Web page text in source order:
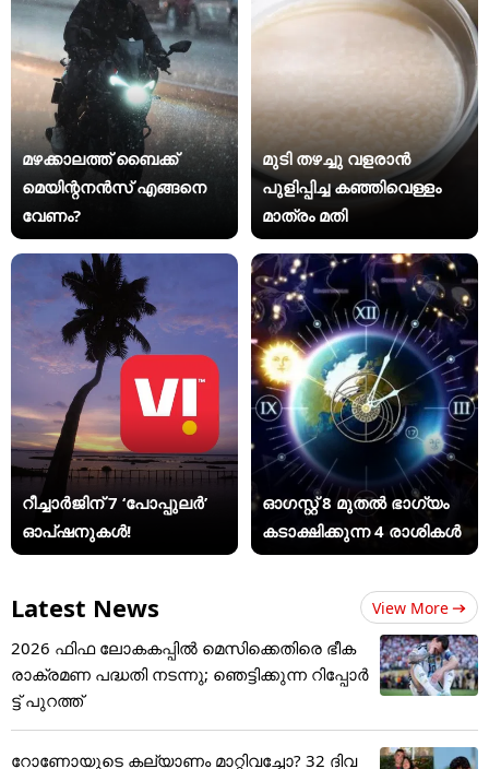
മഴക്കാലത്ത് ബൈക്ക്
മെയിന്റനൻസ് എങ്ങനെ
വേണം?
മുടി തഴച്ചു വളരാൻ
പുളിപ്പിച്ച കഞ്ഞിവെള്ളം
മാത്രം മതി
റീച്ചാർജിന് 7 ‘പോപ്പുലർ’
ഓപ്ഷനുകൾ!
ഓഗസ്റ്റ് 8 മുതൽ ഭാഗ്യം
കടാക്ഷിക്കുന്ന 4 രാശികൾ
Latest News View More
2026 ഫിഫ ലോകകപ്പിൽ മെസിക്കെതിരെ ഭീക
രാക്രമണ പദ്ധതി നടന്നു; ഞെട്ടിക്കുന്ന റിപ്പോർ
ട്ട് പുറത്ത്
റോണോയുടെ കല്യാണം മാറ്റിവച്ചോ? 32 ദിവ